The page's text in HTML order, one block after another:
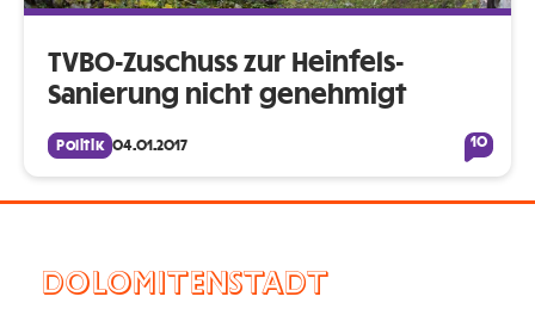
TVBO-Zuschuss zur Heinfels-
Sanierung nicht genehmigt
Politik 04.01.2017 10
DOLOMITENSTADT